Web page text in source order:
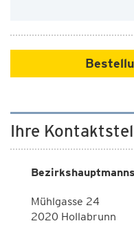
Ihre
Mühlgasse 24
2020 Hollabrunn